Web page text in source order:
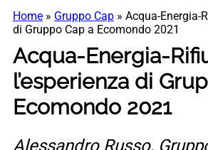
Home » Gruppo Cap » Acqua-Energia-
di Gruppo Cap a Ecomondo 2021
Acqua-Energia-
l’esperienza di
Ecomondo 2021